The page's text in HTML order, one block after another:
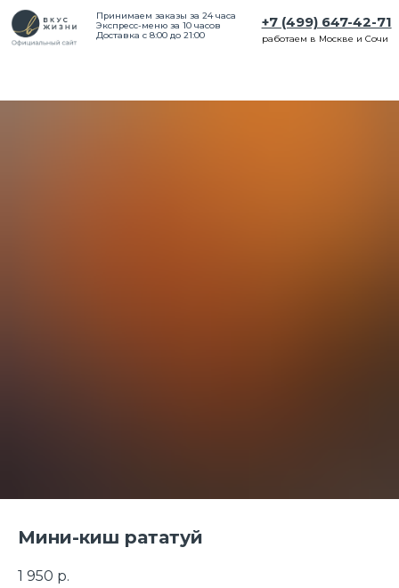
+7 (499) 647-42-71
работаем в Москве и Сочи
Принимаем заказы за 24 часа
Экспресс-меню за 10 часов
Доставка с 8:00 до 21:00
Мини-киш рататуй
1 950 р.